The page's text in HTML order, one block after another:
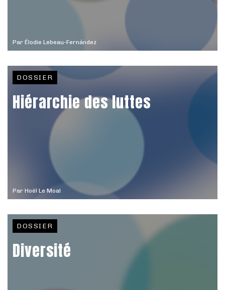
Par Élodie Lebeau-Fernández
Par Hoël Le Moal
DOSSIER
Hiérarchie des luttes
DOSSIER
Diversité